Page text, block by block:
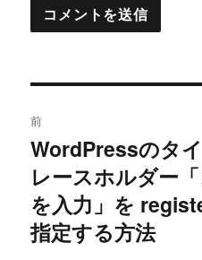
稿
ナ
ビ
前
過
去
の
投
稿:
WordPressのタ
レースホルダー
を入力」を
指定する方法